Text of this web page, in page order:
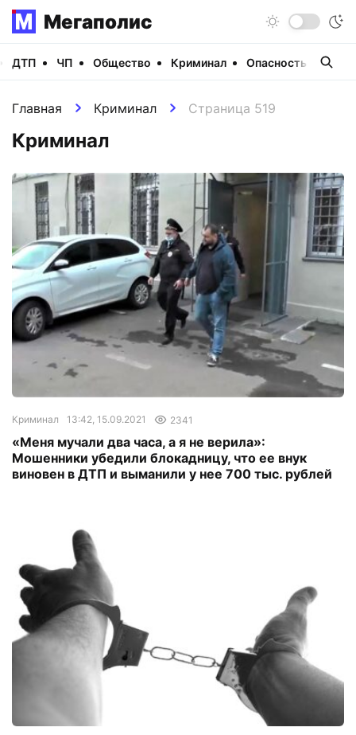
Мегаполис
ДТП ЧП Общество Криминал Опасность
Главная Криминал Страница 519
Криминал
Криминал 13:42, 15.09.2021 2341
«Меня мучали два часа, а я не верила»:
Мошенники убедили блокадницу, что ее внук
виновен в ДТП и выманили у нее 700 тыс. рублей